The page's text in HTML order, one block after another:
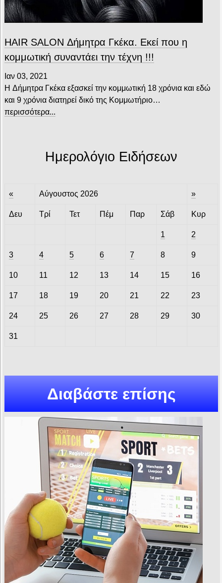
HAIR SALON Δήμητρα Γκέκα. Εκεί που η
κομμωτική συναντάει την τέχνη !!!
Ιαν 03, 2021
H Δήμητρα Γκέκα εξασκεί την κομμωτική 18 χρόνια και εδώ
και 9 χρόνια διατηρεί δικό της Κομμωτήριο…
περισσότερα...
Ημερολόγιο Ειδήσεων
« Αύγουστος 2026 »
Δευ Τρί Τετ Πέμ Παρ Σάβ Κυρ
1 2
3 4 5 6 7 8 9
10 11 12 13 14 15 16
17 18 19 20 21 22 23
24 25 26 27 28 29 30
31
Διαβάστε επίσης